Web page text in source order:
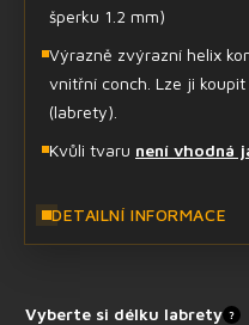
šperku 1.2 mm)
Výrazně zvýrazní helix
vnitřní conch. Lze ji
(labrety).
Kvůli tvaru není vhodná
DETAILNÍ INFORMACE
Vyberte si délku labrety ?